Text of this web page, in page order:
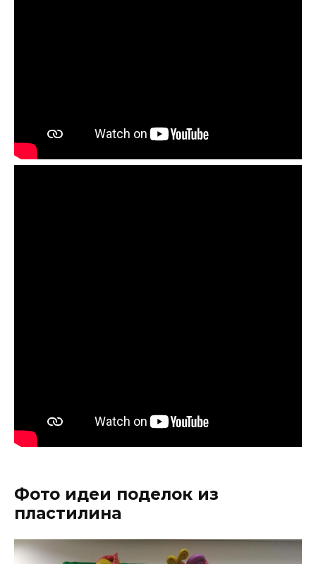
Фото идеи поделок из
пластилина